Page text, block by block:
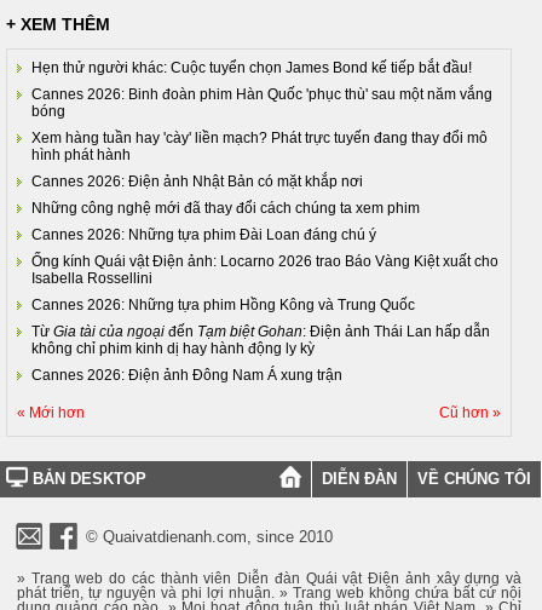
+ XEM THÊM
Hẹn thử người khác: Cuộc tuyển chọn James Bond kế tiếp bắt đầu!
Cannes 2026: Binh đoàn phim Hàn Quốc 'phục thù' sau một năm vắng
bóng
Xem hàng tuần hay 'cày' liền mạch? Phát trực tuyến đang thay đổi mô
hình phát hành
Cannes 2026: Điện ảnh Nhật Bản có mặt khắp nơi
Những công nghệ mới đã thay đổi cách chúng ta xem phim
Cannes 2026: Những tựa phim Đài Loan đáng chú ý
Ống kính Quái vật Điện ảnh: Locarno 2026 trao Báo Vàng Kiệt xuất cho
Isabella Rossellini
Cannes 2026: Những tựa phim Hồng Kông và Trung Quốc
Từ Gia tài của ngoại đến Tạm biệt Gohan: Điện ảnh Thái Lan hấp dẫn
không chỉ phim kinh dị hay hành động ly kỳ
Cannes 2026: Điện ảnh Đông Nam Á xung trận
« Mới hơn Cũ hơn »
BẢN DESKTOP DIỄN ĐÀN VỀ CHÚNG TÔI
© Quaivatdienanh.com, since 2010
» Trang web do các thành viên Diễn đàn Quái vật Điện ảnh xây dựng và
phát triển, tự nguyện và phi lợi nhuận. » Trang web không chứa bất cứ nội